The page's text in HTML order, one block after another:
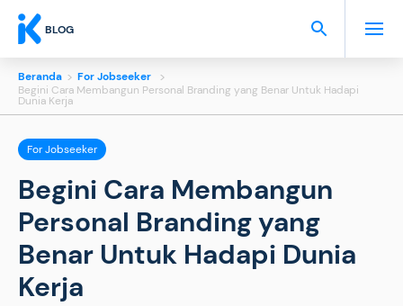
BLOG
Beranda > For Jobseeker >
Begini Cara Membangun Personal Branding yang Benar Untuk Hadapi
Dunia Kerja
For Jobseeker
Begini Cara Membangun
Personal Branding yang
Benar Untuk Hadapi Dunia
Kerja